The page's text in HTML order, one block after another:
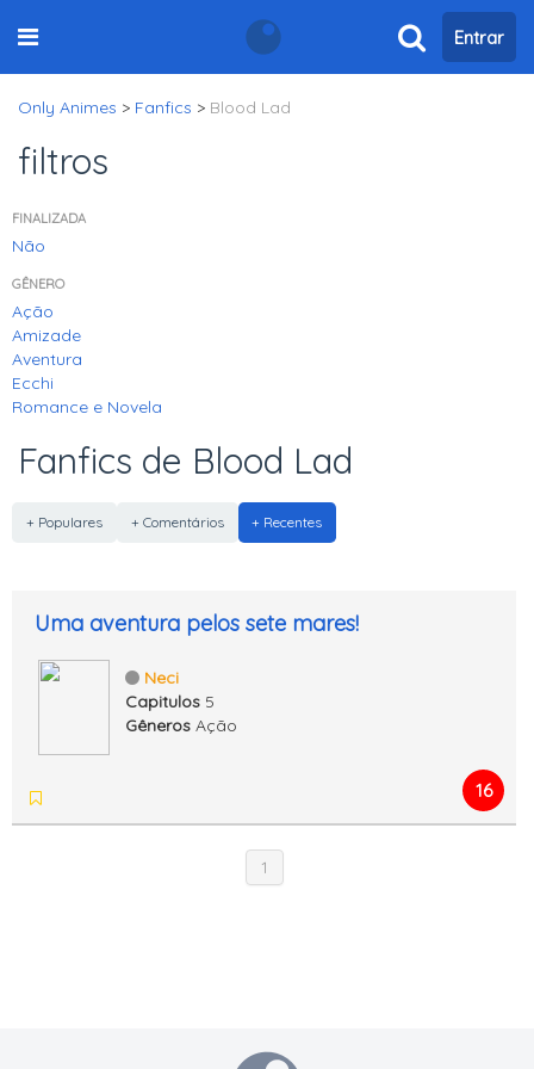
Entrar
Only Animes > Fanfics > Blood Lad
Fanfics de Blood Lad
+ Populares + Comentários + Recentes
Uma aventura pelos sete mares!
Neci
Capitulos 5
Gêneros Ação
16
1
filtros
FINALIZADA
Não
GÊNERO
Ação
Amizade
Aventura
Ecchi
Romance e Novela